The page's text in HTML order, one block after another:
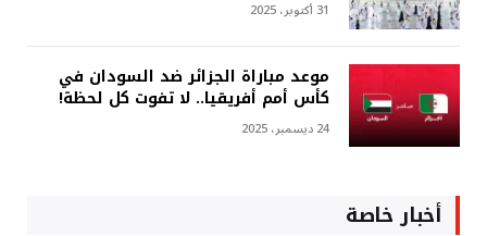
31 أكتوبر، 2025
موعد مباراة الجزائر ضد السودان في
كأس أمم أفريقيا.. لا تفوت كل لحظة!
24 ديسمبر، 2025
أخبار خاصة